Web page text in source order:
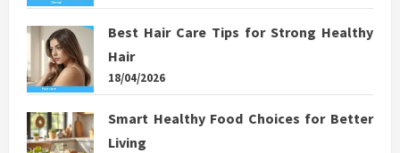
Best Hair Care Tips for Strong Healthy
Hair
18/04/2026
Smart Healthy Food Choices for Better
Living